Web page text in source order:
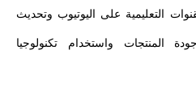
التعليمية على اليوتيوب وتحديث
المنتجات واستخدام تكنولوجيا